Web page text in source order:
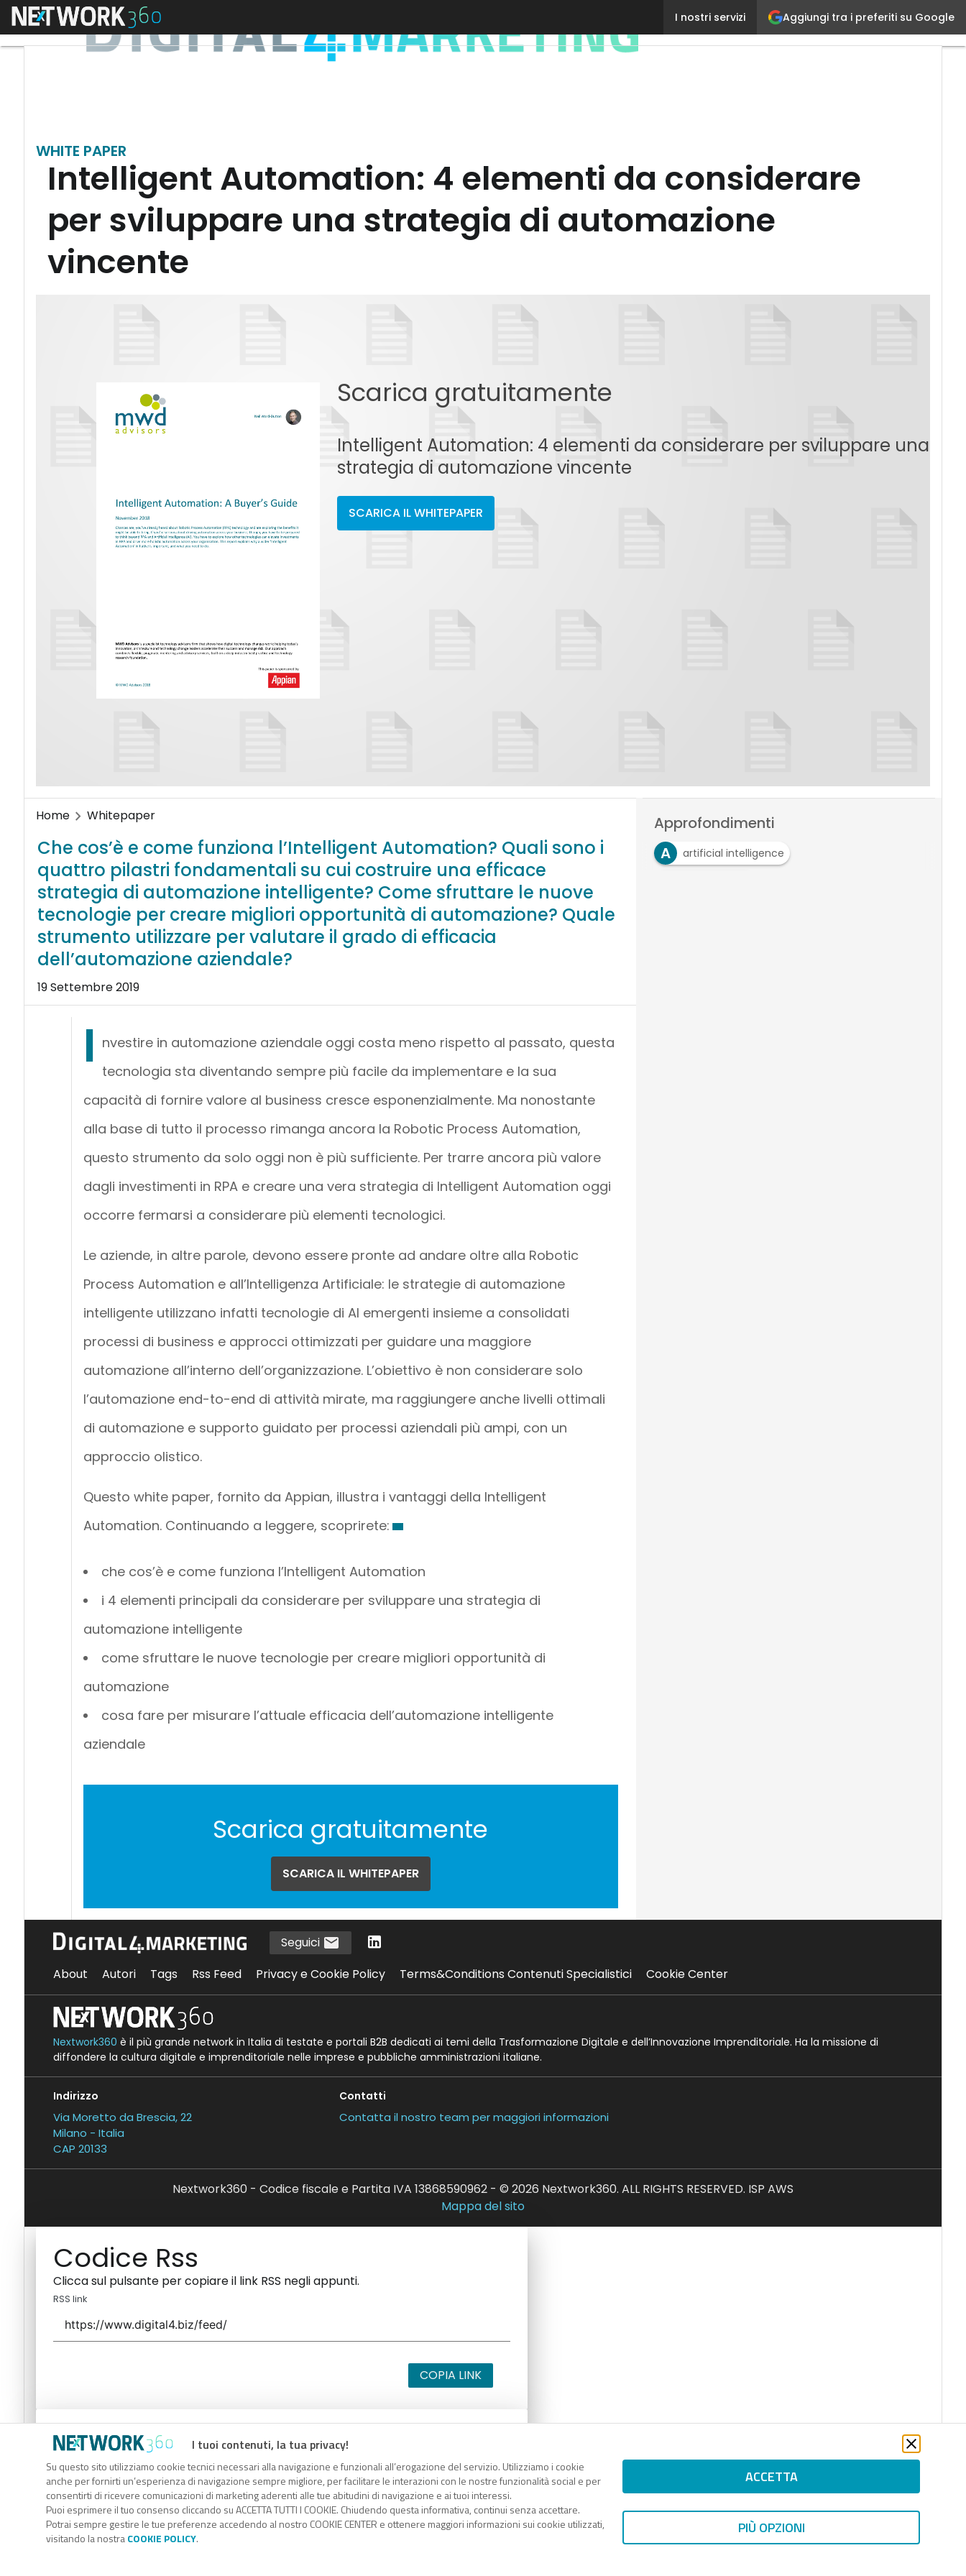
Aggiungi tra i preferiti su Google
I nostri servizi
Menu Intelligent Automation: 4 elementi da
WHITE PAPER
Intelligent Automation: 4 elementi da considerare
per sviluppare una strategia di automazione
vincente
Scarica gratuitamente
Intelligent Automation: 4 elementi da considerare per sviluppare una
strategia di automazione vincente
SCARICA IL WHITEPAPER
Home Whitepaper
Che cos’è e come funziona l’Intelligent Automation? Quali sono i
quattro pilastri fondamentali su cui costruire una efficace
strategia di automazione intelligente? Come sfruttare le nuove
tecnologie per creare migliori opportunità di automazione? Quale
strumento utilizzare per valutare il grado di efficacia
dell’automazione aziendale?
19 Settembre 2019
I nvestire in automazione aziendale oggi costa meno rispetto al passato, questa
tecnologia sta diventando sempre più facile da implementare e la sua
capacità di fornire valore al business cresce esponenzialmente. Ma nonostante
alla base di tutto il processo rimanga ancora la Robotic Process Automation,
questo strumento da solo oggi non è più sufficiente. Per trarre ancora più valore
dagli investimenti in RPA e creare una vera strategia di Intelligent Automation oggi
occorre fermarsi a considerare più elementi tecnologici.
Le aziende, in altre parole, devono essere pronte ad andare oltre alla Robotic
Process Automation e all’Intelligenza Artificiale: le strategie di automazione
intelligente utilizzano infatti tecnologie di AI emergenti insieme a consolidati
processi di business e approcci ottimizzati per guidare una maggiore
automazione all’interno dell’organizzazione. L’obiettivo è non considerare solo
l’automazione end-to-end di attività mirate, ma raggiungere anche livelli ottimali
di automazione e supporto guidato per processi aziendali più ampi, con un
approccio olistico.
Questo white paper, fornito da Appian, illustra i vantaggi della Intelligent
Automation. Continuando a leggere, scoprirete:
che cos’è e come funziona l’Intelligent Automation
i 4 elementi principali da considerare per sviluppare una strategia di
automazione intelligente
come sfruttare le nuove tecnologie per creare migliori opportunità di
automazione
cosa fare per misurare l’attuale efficacia dell’automazione intelligente
aziendale
Scarica gratuitamente
SCARICA IL WHITEPAPER
Approfondimenti
A
artificial intelligence
I tuoi contenuti, la tua privacy!
Su questo sito utilizziamo cookie tecnici necessari alla navigazione e funzionali all’erogazione del servizio. Utilizziamo i cookie
anche per fornirti un’esperienza di navigazione sempre migliore, per facilitare le interazioni con le nostre funzionalità social e per
consentirti di ricevere comunicazioni di marketing aderenti alle tue abitudini di navigazione e ai tuoi interessi.
Puoi esprimere il tuo consenso cliccando su ACCETTA TUTTI I COOKIE. Chiudendo questa informativa, continui senza accettare.
Potrai sempre gestire le tue preferenze accedendo al nostro COOKIE CENTER e ottenere maggiori informazioni sui cookie utilizzati,
visitando la nostraCOOKIE POLICY.
ACCETTA
PIÙ OPZIONI
Seguici
About
Autori Tags Rss Feed Privacy e Cookie Policy Terms&Conditions Contenuti Specialistici Cookie Center
Nextwork360 è il più grande network in Italia di testate e portali B2B dedicati ai temi della Trasformazione Digitale e dell’Innovazione Imprenditoriale. Ha la missione di
diffondere la cultura digitale e imprenditoriale nelle imprese e pubbliche amministrazioni italiane.
Indirizzo
Via Moretto da Brescia, 22
Milano - Italia
CAP 20133
Contatti
Contatta il nostro team per maggiori informazioni
Nextwork360 - Codice fiscale e Partita IVA 13868590962 - © 2026 Nextwork360. ALL RIGHTS RESERVED. ISP AWS
Mappa del sito
Codice Rss
Clicca sul pulsante per copiare il link RSS negli appunti.
RSS link
COPIA LINK
Codice Rss
Clicca sul pulsante per copiare il link RSS negli appunti.
RSS link